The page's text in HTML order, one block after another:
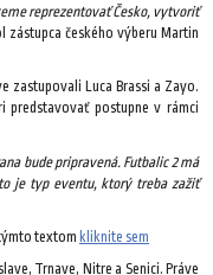
reprezentovať Česko, vytvoriť
zástupca českého výberu Martin
zastupovali Luca Brassi a Zayo.
predstavovať postupne v rámci
bude pripravená. Futbalic 2 má
je typ eventu, ktorý treba zažiť
textom kliknite sem
Trnave, Nitre a Senici. Práve